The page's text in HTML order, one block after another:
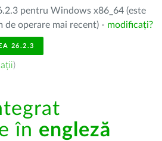
pentru Windows x86_64 (este
de operare mai recent) - modificați?
26.2.3
)
în engleză